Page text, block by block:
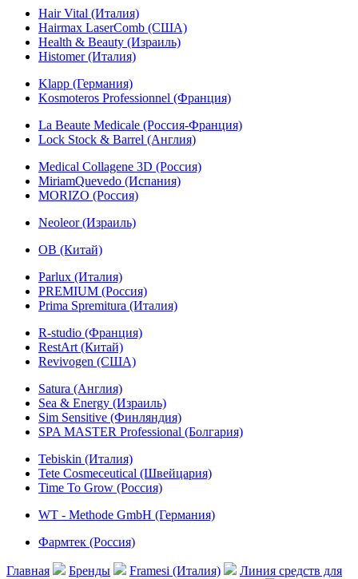
Hair Vital (Италия)
Hairmax LaserComb (США)
Health & Beauty (Израиль)
Histomer (Италия)
Klapp (Германия)
Kosmoteros Professionnel (Франция)
La Beaute Medicale (Россия-Франция)
Lock Stock & Barrel (Англия)
Medical Collagene 3D (Россия)
MiriamQuevedo (Испания)
MORIZO (Россия)
Neoleor (Израиль)
OB (Китай)
Parlux (Италия)
PREMIUM (Россия)
Prima Spremitura (Италия)
R-studio (Франция)
RestArt (Китай)
Revivogen (США)
Satura (Англия)
Sea & Energy (Израиль)
Sim Sensitive (Финляндия)
SPA MASTER Professional (Болгария)
Tebiskin (Италия)
Tete Cosmeceutical (Швейцария)
Time To Grow (Россия)
WT - Methode GmbH (Германия)
Фармтек (Россия)
Главная Бренды Framesi (Италия)
Линия средств для